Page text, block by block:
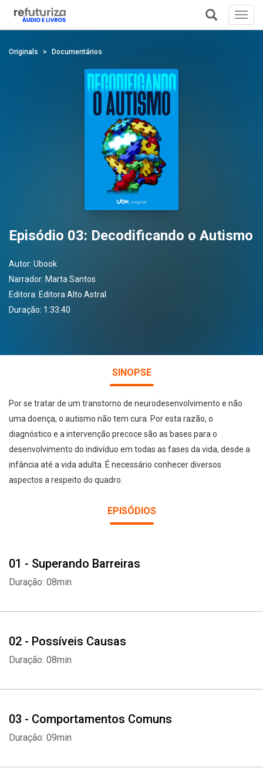
Originals Documentários
Episódio 03: Decodificando o Autismo
Autor: Ubook
Narrador: Marta Santos
Editora: Editora Alto Astral
Duração: 1:33:40
SINOPSE
Por se tratar de um transtorno de neurodesenvolvimento e não
uma doença, o autismo não tem cura. Por esta razão, o
diagnóstico e a intervenção precoce são as bases para o
desenvolvimento do indivíduo em todas as fases da vida, desde a
infância até a vida adulta. É necessário conhecer diversos
aspectos a respeito do quadro.
EPISÓDIOS
01 - Superando Barreiras
Duração: 08min
02 - Possíveis Causas
Duração: 08min
03 - Comportamentos Comuns
Duração: 09min